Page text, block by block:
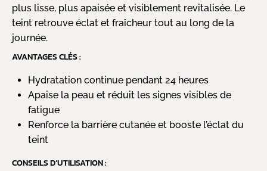
plus lisse, plus apaisée et visiblement revitalisée. Le
teint retrouve éclat et fraîcheur tout au long de la
journée.
AVANTAGES CLÉS :
Hydratation continue pendant 24 heures
Apaise la peau et réduit les signes visibles de
fatigue
Renforce la barrière cutanée et booste l’éclat du
teint
CONSEILS D’UTILISATION :